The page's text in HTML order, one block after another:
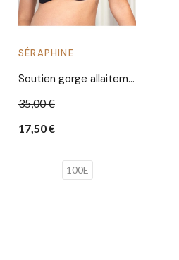
SÉRAPHINE
Soutien gorge allaitement Annie | Noir
35,00 €
17,50 €
100E